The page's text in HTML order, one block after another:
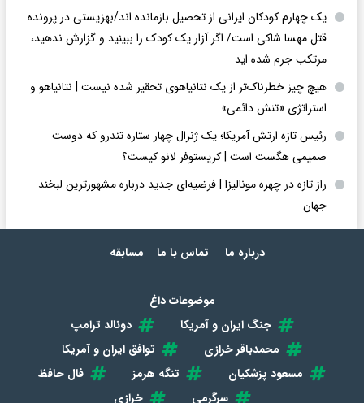
یک چهارم کودکان ایرانی از تحصیل بازمانده اند/بهزیستی در پرونده
قتل مهسا شاکی است/ اگر آزار یک کودک را ببینید و گزارش ندهید،
مرتکب جرم شده اید
هیچ چیز خطرناک‌تر از یک نتانیاهوی تحقیر شده نیست | نتانیاهو و
استراتژی «تنش دائمی»
رئیس تازه ارتش آمریکا؛ یک ژنرال چهار ستاره تندرو که دوست
صمیمی هگست است | کریستوفر لانو کیست؟
راز تازه در چهره مونالیزا | فرضیه‌ای جدید درباره مشهورترین لبخند
جهان
درباره ما تماس با ما مسابقه
موضوعات داغ
جنگ ایران و آمریکا
دونالد ترامپ
محمدباقر خرازی
توافق ایران و آمریکا
مسعود پزشکیان
تنگه هرمز
فال حافظ
سرگرمی
خرازی